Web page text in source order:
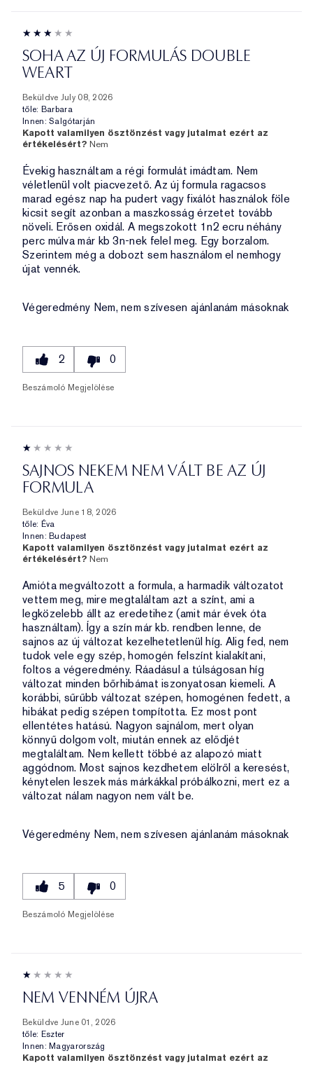
SOHA AZ ÚJ FORMULÁS DOUBLE
WEART
Beküldve July 08, 2026
tőle: Barbara
Innen: Salgótarján
Kapott valamilyen ösztönzést vagy jutalmat ezért az
értékelésért? Nem
Évekig használtam a régi formulát imádtam. Nem
véletlenül volt piacvezető. Az új formula ragacsos
marad egész nap ha pudert vagy fixálót használok föle
kicsit segít azonban a maszkosság érzetet tovább
növeli. Erősen oxidál. A megszokott 1n2 ecru néhány
perc múlva már kb 3n-nek felel meg. Egy borzalom.
Szerintem még a dobozt sem használom el nemhogy
újat vennék.
Végeredmény Nem, nem szívesen ajánlanám másoknak
2 0
Beszámoló Megjelölése
SAJNOS NEKEM NEM VÁLT BE AZ ÚJ
FORMULA
Beküldve June 18, 2026
tőle: Éva
Innen: Budapest
Kapott valamilyen ösztönzést vagy jutalmat ezért az
értékelésért? Nem
Amióta megváltozott a formula, a harmadik változatot
vettem meg, mire megtaláltam azt a színt, ami a
legközelebb állt az eredetihez (amit már évek óta
használtam). Így a szín már kb. rendben lenne, de
sajnos az új változat kezelhetetlenül híg. Alig fed, nem
tudok vele egy szép, homogén felszínt kialakítani,
foltos a végeredmény. Ráadásul a túlságosan híg
változat minden bőrhibámat iszonyatosan kiemeli. A
korábbi, sűrűbb változat szépen, homogénen fedett, a
hibákat pedig szépen tompította. Ez most pont
ellentétes hatású. Nagyon sajnálom, mert olyan
könnyű dolgom volt, miután ennek az elődjét
megtaláltam. Nem kellett többé az alapozó miatt
aggódnom. Most sajnos kezdhetem elölről a keresést,
kénytelen leszek más márkákkal próbálkozni, mert ez a
változat nálam nagyon nem vált be.
Végeredmény Nem, nem szívesen ajánlanám másoknak
5 0
Beszámoló Megjelölése
NEM VENNÉM ÚJRA
Beküldve June 01, 2026
tőle: Eszter
Innen: Magyarország
Kapott valamilyen ösztönzést vagy jutalmat ezért az